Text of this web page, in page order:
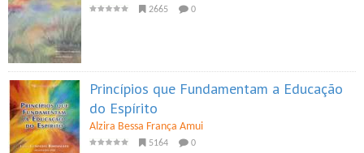
2665 0
Princípios que Fundamentam a Educação
do Espírito
Alzira Bessa França Amui
5164 0